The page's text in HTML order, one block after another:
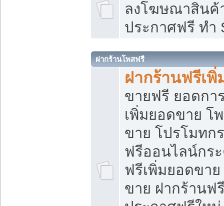
ลงโฆษณาสิน
ประกาศฟรี ทำ
ฝากร้านโพสฟรี
ฝากร้านฟรีเ
ขายฟรี ยอดกา
เพิ่มยอดขาย โ
ขาย โปรโมทก
ฟรีออนไลน์กร
ฟรีเพิ่มยอดขา
ขาย ฝากร้านฟ